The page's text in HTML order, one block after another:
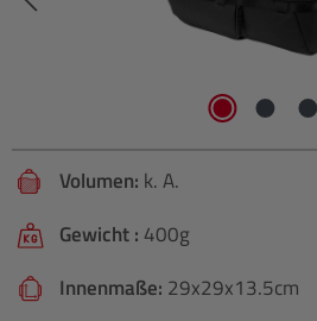
Volumen: k. A.
Gewicht : 400g
Innenmaße: 29x29x13.5cm